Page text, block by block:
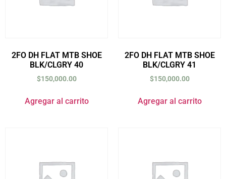
2FO DH FLAT MTB SHOE
BLK/CLGRY 40
$150,000.00
Agregar al carrito
2FO DH FLAT MTB SHOE
BLK/CLGRY 41
$150,000.00
Agregar al carrito